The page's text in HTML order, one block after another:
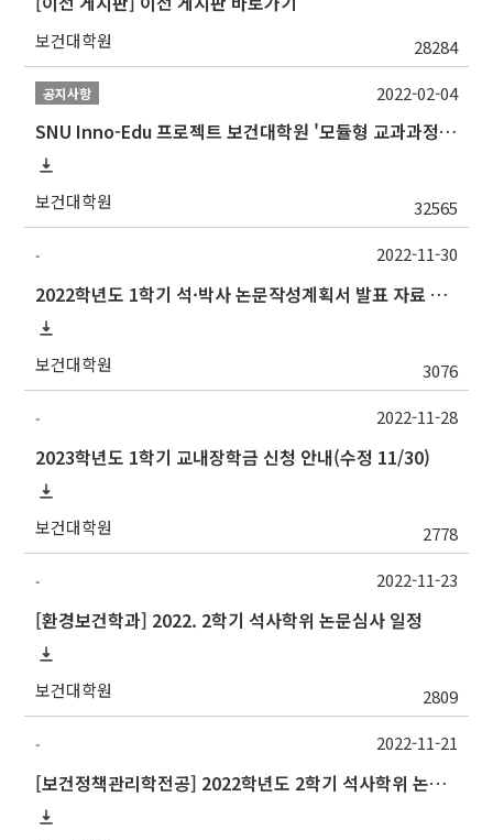
보건대학원 28284
공지사항
SNU Inno-Edu 프로젝트 보건대학원 '모듈형 교과과정' 안내(revised 2022/2/28)
보건대학원 32565
2022-02-04
-
2022학년도 1학기 석·박사 논문작성계획서 발표 자료 제출 및 발표 시간 안내
보건대학원 3076
2022-11-30
-
2023학년도 1학기 교내장학금 신청 안내(수정 11/30)
보건대학원 2778
2022-11-28
-
[환경보건학과] 2022. 2학기 석사학위 논문심사 일정
보건대학원 2809
2022-11-23
-
[보건정책관리학전공] 2022학년도 2학기 석사학위 논문심사 일정
2022-11-21